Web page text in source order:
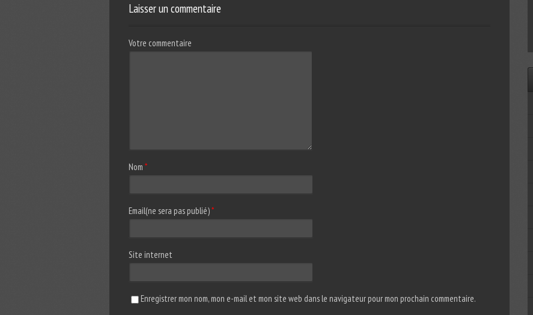
Laisser un commentaire
Votre commentaire
Nom *
Email(ne sera pas publié)*
Site internet
Enregistrer mon nom, mon e-mail et mon site web dans le navigateur pour mon prochain commentaire.